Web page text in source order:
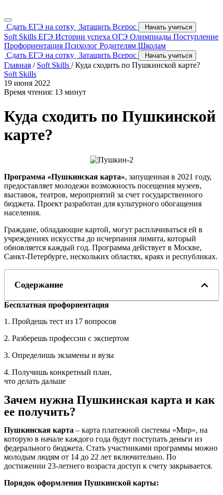
Сдать ЕГЭ на сотку Затащить Всерос Начать учиться
Soft Skills ЕГЭ Истории успеха ОГЭ Олимпиады Поступление
Профориентация Психолог Родителям Школам
Сдать ЕГЭ на сотку Затащить Всерос Начать учиться
Главная / Soft Skills /Куда сходить по Пушкинской карте?
Soft Skills
19 июня 2022
Время чтения: 13 минут
Куда сходить по Пушкинской
карте?
Программа «Пушкинская карта», запущенная в 2021 году,
предоставляет молодежи возможность посещения музеев,
выставок, театров, мероприятий за счет государственного
бюджета. Проект разработан для культурного обогащения
населения.
Граждане, обладающие картой, могут расплачиваться ей в
учреждениях искусства до исчерпания лимита, который
обновляется каждый год. Программа действует в Москве,
Санкт-Петербурге, нескольких областях, краях и республиках.
Содержание
Бесплатная профориентация
1. Пройдешь тест из 17 вопросов
2. Разберешь профессии с экспертом
3. Определишь экзамены и вузы
4. Получишь конкретный план,
что делать дальше
Зачем нужна Пушкинская карта и как
ее получить?
Пушкинская карта – карта платежной системы «Мир», на
которую в начале каждого года будут поступать деньги из
федерального бюджета. Стать участниками программы можно
молодым людям от 14 до 22 лет включительно. По
достижении 23-летнего возраста доступ к счету закрывается.
Порядок оформления Пушкинской карты: